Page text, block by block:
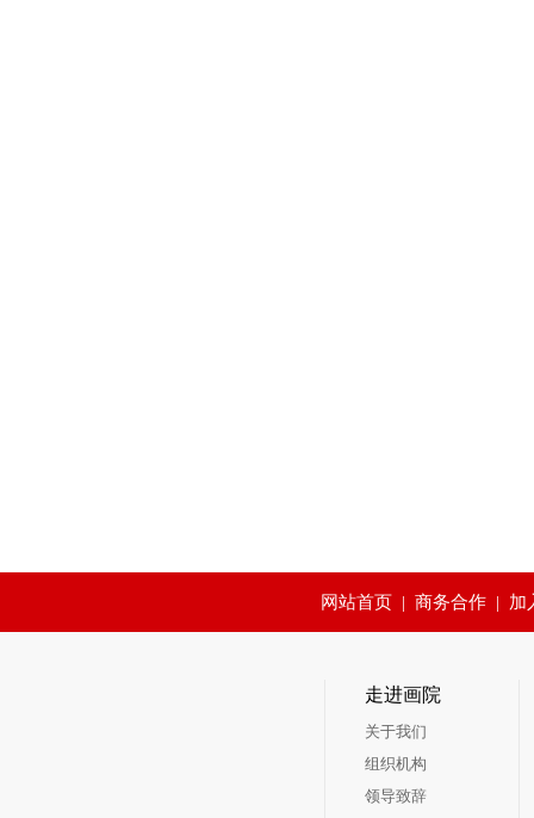
网站首页 | 商务合作 | 加
走进画院
关于我们
组织机构
领导致辞